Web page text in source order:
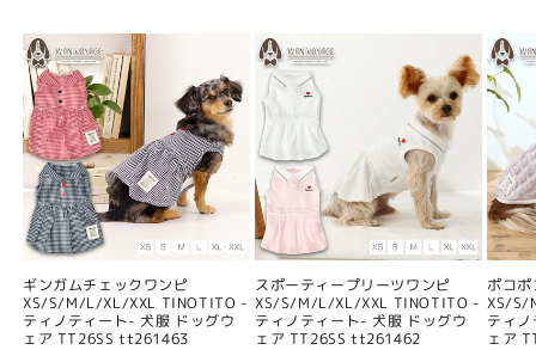
ギンガムチェックワンピ
XS/S/M/L/XL/XXL TINOTITO -
ティノティート- 犬服 ドッグウ
ェア TT26SS tt261463
スポーティープリーツワンピ
XS/S/M/L/XL/XXL TINOTITO -
ティノティート- 犬服 ドッグウ
ェア TT26SS tt261462
ポコ
XS/S/
ティ
ェア